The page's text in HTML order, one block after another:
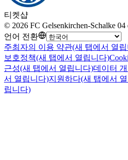
티켓샵
© 2026 FC Gelsenkirchen-Schalke 04
언어 전환
주최자의 이용 약관(새 탭에서 열
보호정책(새 탭에서 열립니다)
근성(새 탭에서 열립니다)데이터
서 열립니다)지원하다(새 탭에서
립니다)